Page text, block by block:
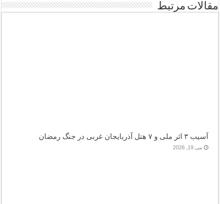
مقالات مرتبط
آسیب ۳ اثر ملی و ۷ هتل آذربایجان غربی در جنگ رمضان
می 19, 2026